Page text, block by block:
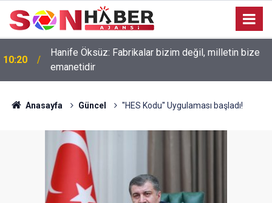
10:20
Hanife Öksüz: Fabrikalar bizim değil, milletin bize
emanetidir
Anasayfa Güncel ''HES Kodu'' Uygulaması başladı!